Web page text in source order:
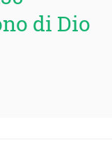
di Dio